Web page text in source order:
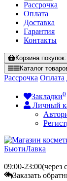
Рассрочка
Оплата
Доставка
Гарантия
Контакты
Корзинапокупок
Каталог
Рассрочка Оплата
Закладки0
Личный
09:00-23:00(через
Заказать